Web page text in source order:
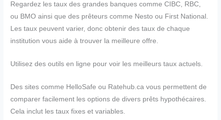
Regardez les taux des grandes banques comme CIBC, RBC,
ou BMO ainsi que des prêteurs comme Nesto ou First National.
Les taux peuvent varier, donc obtenir des taux de chaque
institution vous aide à trouver la meilleure offre.
Utilisez des outils en ligne pour voir les meilleurs taux actuels.
Des sites comme HelloSafe ou Ratehub.ca vous permettent de
comparer facilement les options de divers prêts hypothécaires.
Cela inclut les taux fixes et variables.